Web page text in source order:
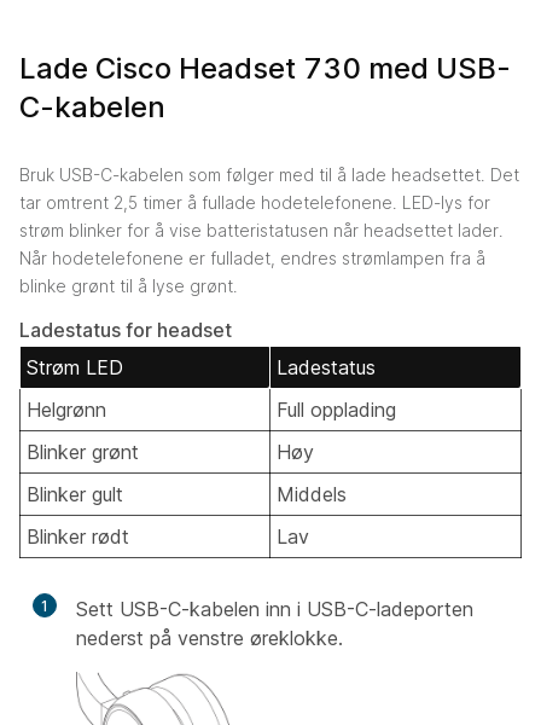
Lade Cisco Headset 730 med USB-
C-kabelen
Bruk USB-C-kabelen som følger med til å lade headsettet. Det
tar omtrent 2,5 timer å fullade hodetelefonene. LED-lys for
strøm blinker for å vise batteristatusen når headsettet lader.
Når hodetelefonene er fulladet, endres strømlampen fra å
blinke grønt til å lyse grønt.
Ladestatus for headset
Strøm LED
Ladestatus
Helgrønn
Full opplading
Blinker grønt
Høy
Blinker gult
Middels
Blinker rødt
Lav
1
Sett USB-C-kabelen inn i USB-C-ladeporten
nederst på venstre øreklokke.